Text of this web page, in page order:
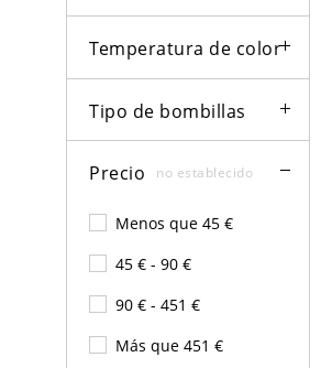
Temperatura de color
Tipo de bombillas
Precio no establecido
Menos que 45 €
45 € - 90 €
90 € - 451 €
Más que 451 €